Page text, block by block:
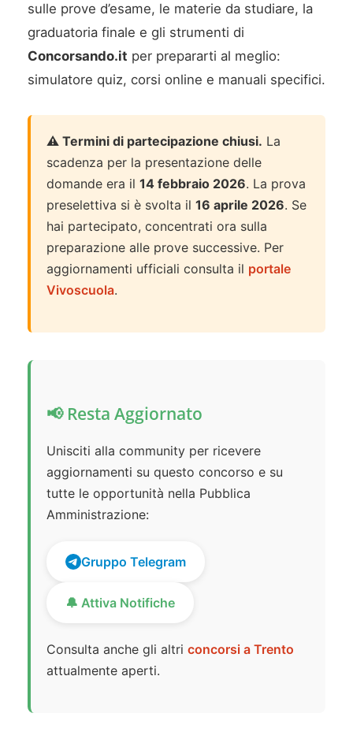
sulle prove d’esame, le materie da studiare, la
graduatoria finale e gli strumenti di
Concorsando.it per prepararti al meglio:
simulatore quiz, corsi online e manuali specifici.
⚠️ Termini di partecipazione chiusi. La
scadenza per la presentazione delle
domande era il 14 febbraio 2026. La prova
preselettiva si è svolta il 16 aprile 2026. Se
hai partecipato, concentrati ora sulla
preparazione alle prove successive. Per
aggiornamenti ufficiali consulta il portale
Vivoscuola.
📢 Resta Aggiornato
Unisciti alla community per ricevere
aggiornamenti su questo concorso e su
tutte le opportunità nella Pubblica
Amministrazione:
Gruppo Telegram
🔔 Attiva Notifiche
Consulta anche gli altri concorsi a Trento
attualmente aperti.